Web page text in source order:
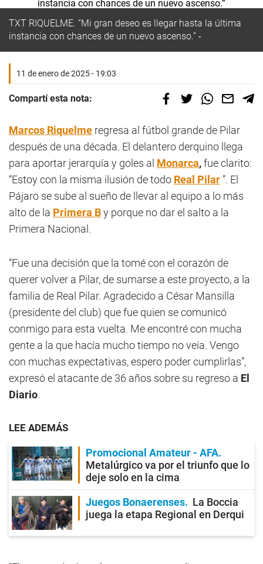
TXT RIQUELME. “Mi gran deseo es llegar hasta la última
instancia con chances de un nuevo ascenso.”
11 de enero de 2025 - 19:03
Compartí esta nota:
Marcos Riquelme regresa al fútbol grande de Pilar
después de una década. El delantero derquino llega
para aportar jerarquía y goles al Monarca,fue clarito:
“Estoy con la misma ilusión de todo Real Pilar”. El
Pájaro se sube al sueño de llevar al equipo a lo más
alto de la Primera By porque no dar el salto a la
Primera Nacional.
“Fue una decisión que la tomé con el corazón de
querer volver a Pilar, de sumarse a este proyecto, a la
familia de Real Pilar. Agradecido a César Mansilla
(presidente del club) que fue quien se comunicó
conmigo para esta vuelta. Me encontré con mucha
gente a la que hacía mucho tiempo no veía. Vengo
con muchas expectativas, espero poder cumplirlas”,
expresó el atacante de 36 años sobre su regreso a El
Diario.
LEE ADEMÁS
Promocional Amateur - AFA
Metalúrgico va por el triunfo que lo
deje solo en la cima
Juegos Bonaerenses
La Boccia
juega la etapa Regional en Derqui